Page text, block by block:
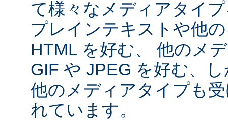
て様々なメディアタイ
プレインテキストや他
HTML を好む、 他のメ
GIF や JPEG を好む、
他のメディアタイプも
れています。